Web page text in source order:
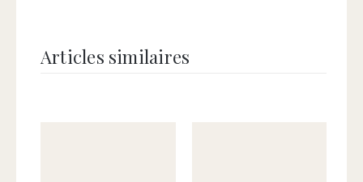
Articles similaires